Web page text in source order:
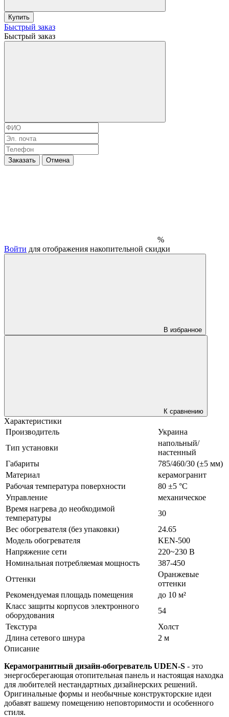
Купить
Быстрый заказ
Быстрый заказ
Заказать Отмена
%
Войти для отображения накопительной скидки
В избранное
К сравнению
Характеристики
Производитель
Украина
Тип установки
напольный/
настенный
Габариты
785/460/30 (±5 мм)
Материал
керамогранит
Рабочая температура поверхности
80 ±5 °С
Управление
механическое
Время нагрева до необходимой
температуры
30
Вес обогревателя (без упаковки)
24.65
Модель обогревателя
KEN-500
Напряжение сети
220~230 В
Номинальная потребляемая мощность
387-450
Оттенки
Оранжевые
оттенки
Рекомендуемая площадь помещения
до 10 м²
Класс защиты корпусов электронного
оборудования
54
Текстура
Холст
Длина сетевого шнура
2 м
Описание
Керамогранитный дизайн-обогреватель UDEN-S - это
энергосберегающая отопительная панель и настоящая находка
для любителей нестандартных дизайнерских решений.
Оригинальные формы и необычные конструкторские идеи
добавят вашему помещению неповторимости и особенного
стиля.